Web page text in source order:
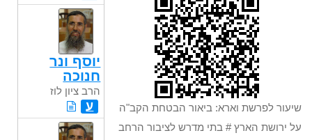
שיעור לפרשת וארא: ביאור הבטחת הקב"ה
על ירושת הארץ # בתי מדרש לציבור הרחב
יוסף ונר
חנוכה
הרב ציון לוז
ע